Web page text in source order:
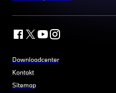
Downloadcenter
Kontakt
Sitemap